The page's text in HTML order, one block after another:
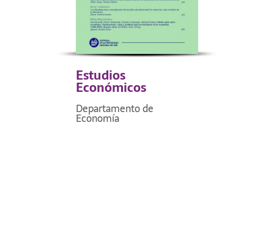
Estudios
Económicos
Departamento de
Economía